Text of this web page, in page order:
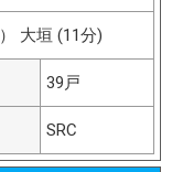
大垣 (11分)
39戸
SRC